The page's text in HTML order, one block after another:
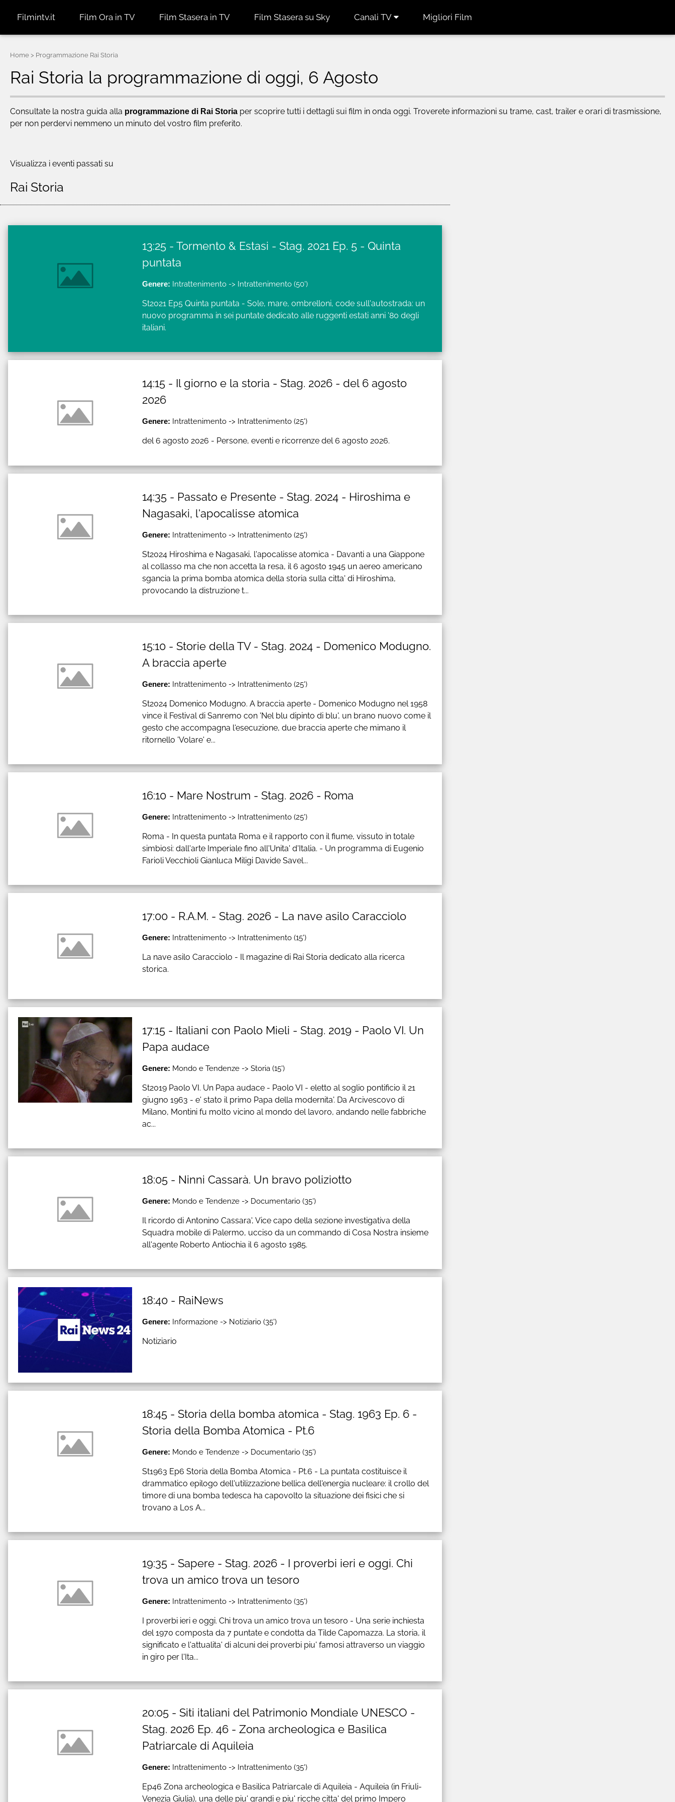
Filmintv.it Film Ora in TV Film Stasera in TV Film Stasera su Sky Canali TV Migliori Film
Home > Programmazione Rai Storia
Rai Storia la programmazione di oggi, 6 Agosto
Consultate la nostra guida alla programmazione di Rai Storia per scoprire tutti i dettagli sui film in onda oggi. Troverete informazioni su trame, cast, trailer e orari di trasmissione,
per non perdervi nemmeno un minuto del vostro film preferito.
Visualizza i eventi passati su
Rai Storia
13:25 - Tormento & Estasi - Stag. 2021 Ep. 5 - Quinta
puntata
Genere: Intrattenimento -> Intrattenimento (50')
St2021 Ep5 Quinta puntata - Sole, mare, ombrelloni, code sull'autostrada: un
nuovo programma in sei puntate dedicato alle ruggenti estati anni '80 degli
italiani.
14:15 - Il giorno e la storia - Stag. 2026 - del 6 agosto
2026
Genere: Intrattenimento -> Intrattenimento (25')
del 6 agosto 2026 - Persone, eventi e ricorrenze del 6 agosto 2026.
14:35 - Passato e Presente - Stag. 2024 - Hiroshima e
Nagasaki, l'apocalisse atomica
Genere: Intrattenimento -> Intrattenimento (25')
St2024 Hiroshima e Nagasaki, l'apocalisse atomica - Davanti a una Giappone
al collasso ma che non accetta la resa, il 6 agosto 1945 un aereo americano
sgancia la prima bomba atomica della storia sulla citta' di Hiroshima,
provocando la distruzione t...
15:10 - Storie della TV - Stag. 2024 - Domenico Modugno.
A braccia aperte
Genere: Intrattenimento -> Intrattenimento (25')
St2024 Domenico Modugno. A braccia aperte - Domenico Modugno nel 1958
vince il Festival di Sanremo con 'Nel blu dipinto di blu', un brano nuovo come il
gesto che accompagna l'esecuzione, due braccia aperte che mimano il
ritornello 'Volare' e...
16:10 - Mare Nostrum - Stag. 2026 - Roma
Genere: Intrattenimento -> Intrattenimento (25')
Roma - In questa puntata Roma e il rapporto con il fiume, vissuto in totale
simbiosi: dall'arte Imperiale fino all'Unita' d'Italia. - Un programma di Eugenio
Farioli Vecchioli Gianluca Miligi Davide Savel...
17:00 - R.A.M. - Stag. 2026 - La nave asilo Caracciolo
Genere: Intrattenimento -> Intrattenimento (15')
La nave asilo Caracciolo - Il magazine di Rai Storia dedicato alla ricerca
storica.
17:15 - Italiani con Paolo Mieli - Stag. 2019 - Paolo VI. Un
Papa audace
Genere: Mondo e Tendenze -> Storia (15')
St2019 Paolo VI. Un Papa audace - Paolo VI - eletto al soglio pontificio il 21
giugno 1963 - e' stato il primo Papa della modernita'. Da Arcivescovo di
Milano, Montini fu molto vicino al mondo del lavoro, andando nelle fabbriche
ac...
18:05 - Ninni Cassarà. Un bravo poliziotto
Genere: Mondo e Tendenze -> Documentario (35')
Il ricordo di Antonino Cassara', Vice capo della sezione investigativa della
Squadra mobile di Palermo, ucciso da un commando di Cosa Nostra insieme
all'agente Roberto Antiochia il 6 agosto 1985.
18:40 - RaiNews
Genere: Informazione -> Notiziario (35')
Notiziario
18:45 - Storia della bomba atomica - Stag. 1963 Ep. 6 -
Storia della Bomba Atomica - Pt.6
Genere: Mondo e Tendenze -> Documentario (35')
St1963 Ep6 Storia della Bomba Atomica - Pt.6 - La puntata costituisce il
drammatico epilogo dell'utilizzazione bellica dell'energia nucleare: il crollo del
timore di una bomba tedesca ha capovolto la situazione dei fisici che si
trovano a Los A...
19:35 - Sapere - Stag. 2026 - I proverbi ieri e oggi. Chi
trova un amico trova un tesoro
Genere: Intrattenimento -> Intrattenimento (35')
I proverbi ieri e oggi. Chi trova un amico trova un tesoro - Una serie inchiesta
del 1970 composta da 7 puntate e condotta da Tilde Capomazza. La storia, il
significato e l'attualita' di alcuni dei proverbi piu' famosi attraverso un viaggio
in giro per l'Ita...
20:05 - Siti italiani del Patrimonio Mondiale UNESCO -
Stag. 2026 Ep. 46 - Zona archeologica e Basilica
Patriarcale di Aquileia
Genere: Intrattenimento -> Intrattenimento (35')
Ep46 Zona archeologica e Basilica Patriarcale di Aquileia - Aquileia (in Friuli-
Venezia Giulia), una delle piu' grandi e piu' ricche citta' del primo Impero